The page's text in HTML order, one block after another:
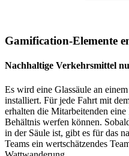
Gamification-Elemente
Nachhaltige Verkehrsmittel
Es wird eine Glassäule an
installiert. Für jede Fahrt mit
erhalten die Mitarbeitenden
Behältnis werfen können.
in der Säule ist, gibt es für das
Teams ein wertschätzendes